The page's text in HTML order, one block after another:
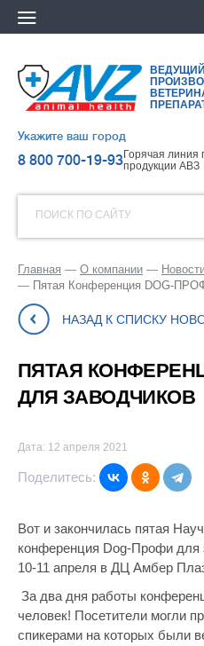
ВЕДУЩИЙ
Укажите ваш город
8 800 700-19-93Горячая линия
продукции АВЗ
ПОИСК ПО САЙТУ
Главная О компании
Пятая Конференция DOG-
НАЗАД К СПИСКУ
ПЯТАЯ
ДЛЯ ЗАВОДЧИКОВ
Дата: 12 апреля 2021
Поделитесь:
Вот и закончилась пятая
конференция Dog-Профи для
10-11 апреля в ДЦ Амбер
За два дня работы
человек! Посетители могли
спикерами на которых были